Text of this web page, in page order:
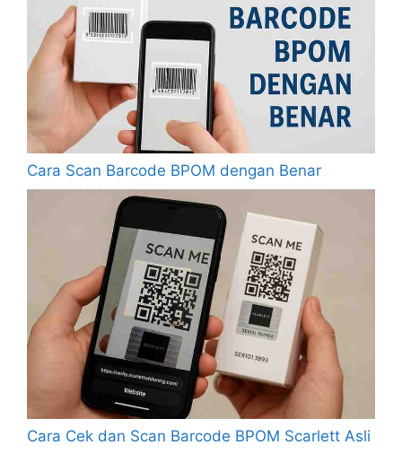
Cara Scan Barcode BPOM dengan Benar
Cara Cek dan Scan Barcode BPOM Scarlett Asli